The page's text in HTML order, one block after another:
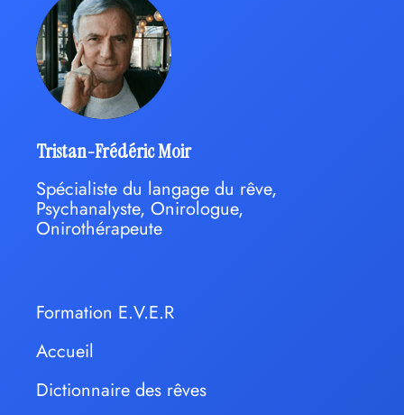
Tristan-Frédéric Moir
Spécialiste du langage du rêve,
Psychanalyste, Onirologue,
Onirothérapeute
Formation E.V.E.R
Accueil
Dictionnaire des rêves